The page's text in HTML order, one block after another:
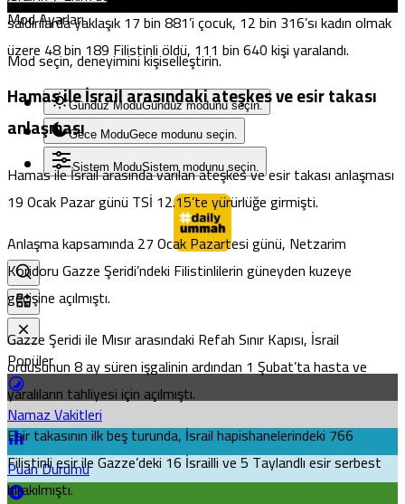
Mod Ayarları
Mod seçin, deneyimini kişiselleştirin.
Gündüz ModuGündüz modunu seçin.
Gece ModuGece modunu seçin.
Sistem ModuSistem modunu seçin.
Popüler
Namaz Vakitleri
Puan Durumu
saldırılarda yaklaşık 17 bin 881’i çocuk, 12 bin 316’sı kadın olmak
üzere 48 bin 189 Filistinli öldü, 111 bin 640 kişi yaralandı.
Hamas ile İsrail arasındaki ateşkes ve esir takası
anlaşması
Hamas ile İsrail arasında varılan ateşkes ve esir takası anlaşması
19 Ocak Pazar günü TSİ 12.15’te yürürlüğe girmişti.
Anlaşma kapsamında 27 Ocak Pazartesi günü, Netzarim
Koridoru Gazze Şeridi’ndeki Filistinlilerin güneyden kuzeye
geçişine açılmıştı.
Gazze Şeridi ile Mısır arasındaki Refah Sınır Kapısı, İsrail
ordusunun 8 ay süren işgalinin ardından 1 Şubat’ta hasta ve
yaralıların tahliyesi için açılmıştı.
Esir takasının ilk beş turunda, İsrail hapishanelerindeki 766
Filistinli esir ile Gazze’deki 16 İsrailli ve 5 Taylandlı esir serbest
bırakılmıştı.